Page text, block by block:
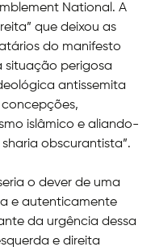
National. A
que deixou as
do manifesto
situação perigosa
antissemita
islâmico e aliando-
obscurantista”.
o dever de uma
e autenticamente
da urgência dessa
e direita